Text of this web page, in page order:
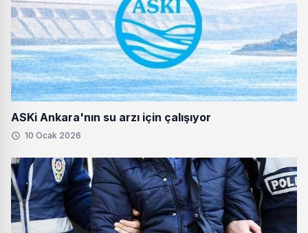
ASKi Ankara'nın su arzı için çalışıyor
10 Ocak 2026